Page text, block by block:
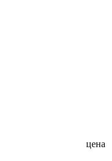
цена